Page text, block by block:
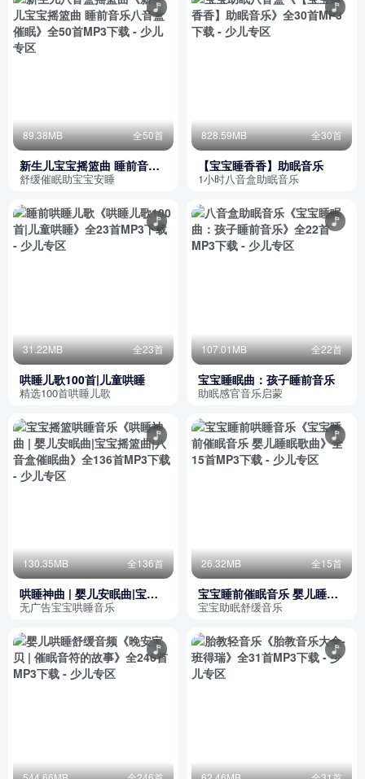
89.38MB 全50首
新生儿宝宝摇篮曲 睡前音乐
八音盒催眠
舒缓催眠助宝宝安睡
828.59MB 全30首
【宝宝睡香香】助眠音乐
1小时八音盒助眠音乐
31.22MB 全23首
哄睡儿歌100首|儿童哄睡
精选100首哄睡儿歌
107.01MB 全22首
宝宝睡眠曲：孩子睡前音乐
助眠感官音乐启蒙
130.35MB 全136首
哄睡神曲 | 婴儿安眠曲|宝宝
摇篮曲|八音盒催眠曲
无广告宝宝哄睡音乐
26.32MB 全15首
宝宝睡前催眠音乐 婴儿睡眠
歌曲
宝宝助眠舒缓音乐